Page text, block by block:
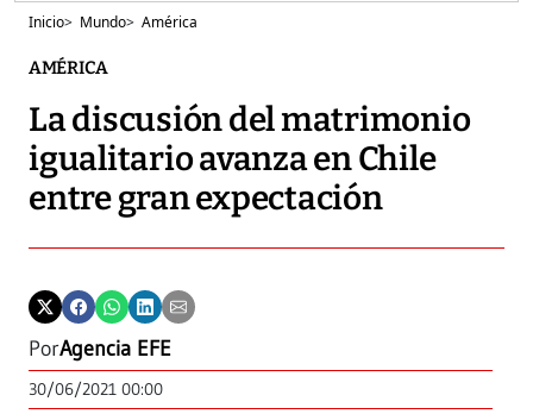
Inicio> Mundo> América
AMÉRICA
La discusión del matrimonio
igualitario avanza en Chile
entre gran expectación
PorAgencia EFE
30/06/2021 00:00